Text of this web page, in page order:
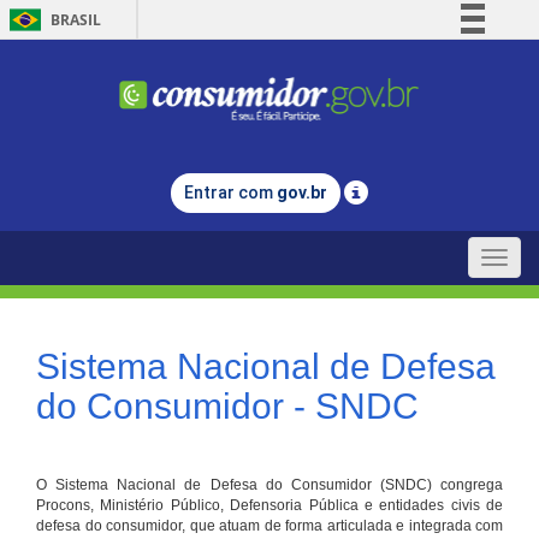
BRASIL
Comunica BR
Legislação
Entrar com gov.br
Toggle
Sistema Nacional de Defesa
do Consumidor - SNDC
O Sistema Nacional de Defesa do Consumidor (SNDC) congrega
Procons, Ministério Público, Defensoria Pública e entidades civis de
defesa do consumidor, que atuam de forma articulada e integrada com